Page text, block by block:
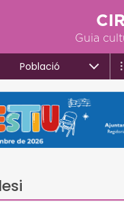
Guia
Població